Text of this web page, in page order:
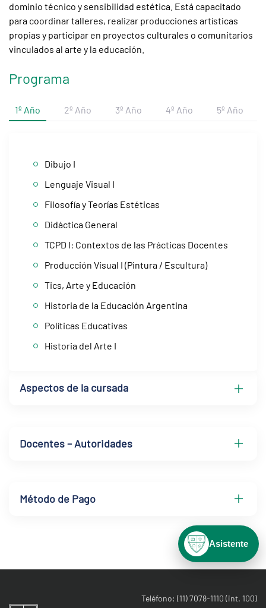
dominio técnico y sensibilidad estética. Está capacitado
para coordinar talleres, realizar producciones artísticas
propias y participar en proyectos culturales o comunitarios
vinculados al arte y la educación.
Programa
1º Año 2º Año 3º Año 4º Año 5º Año
Dibujo I
Lenguaje Visual I
Filosofía y Teorías Estéticas
Didáctica General
TCPD I: Contextos de las Prácticas Docentes
Producción Visual I (Pintura / Escultura)
Tics, Arte y Educación
Historia de la Educación Argentina
Políticas Educativas
Historia del Arte I
Aspectos de la cursada
Docentes – Autoridades
Método de Pago
Teléfono: (11) 7078-1110 (int. 100)
Asistente